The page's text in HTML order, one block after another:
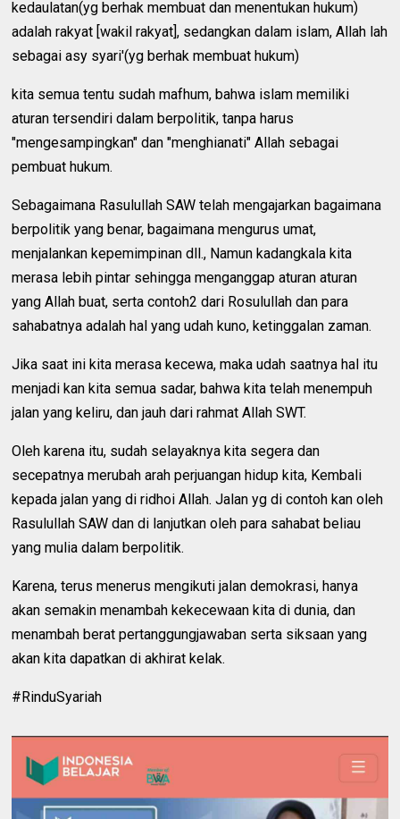
kedaulatan(yg berhak membuat dan menentukan hukum)
adalah rakyat [wakil rakyat], sedangkan dalam islam, Allah lah
sebagai asy syari'(yg berhak membuat hukum)
kita semua tentu sudah mafhum, bahwa islam memiliki
aturan tersendiri dalam berpolitik, tanpa harus
"mengesampingkan" dan "menghianati" Allah sebagai
pembuat hukum.
Sebagaimana Rasulullah SAW telah mengajarkan bagaimana
berpolitik yang benar, bagaimana mengurus umat,
menjalankan kepemimpinan dll., Namun kadangkala kita
merasa lebih pintar sehingga menganggap aturan aturan
yang Allah buat, serta contoh2 dari Rosulullah dan para
sahabatnya adalah hal yang udah kuno, ketinggalan zaman.
Jika saat ini kita merasa kecewa, maka udah saatnya hal itu
menjadi kan kita semua sadar, bahwa kita telah menempuh
jalan yang keliru, dan jauh dari rahmat Allah SWT.
Oleh karena itu, sudah selayaknya kita segera dan
secepatnya merubah arah perjuangan hidup kita, Kembali
kepada jalan yang di ridhoi Allah. Jalan yg di contoh kan oleh
Rasulullah SAW dan di lanjutkan oleh para sahabat beliau
yang mulia dalam berpolitik.
Karena, terus menerus mengikuti jalan demokrasi, hanya
akan semakin menambah kekecewaan kita di dunia, dan
menambah berat pertanggungjawaban serta siksaan yang
akan kita dapatkan di akhirat kelak.
#RinduSyariah